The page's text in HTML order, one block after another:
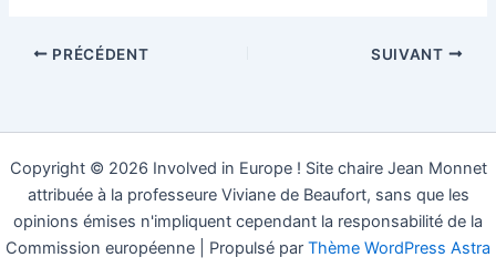
PRÉCÉDENT SUIVANT
Copyright © 2026 Involved in Europe ! Site chaire Jean Monnet
attribuée à la professeure Viviane de Beaufort, sans que les
opinions émises n'impliquent cependant la responsabilité de la
Commission européenne | Propulsé par Thème WordPress Astra